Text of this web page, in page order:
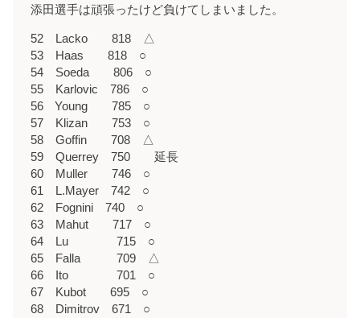
添田選手は頑張ったけど負けてしまいました。
52 Lacko 818 △
53 Haas 818 ○
54 Soeda 806 ○
55 Karlovic 786 ○
56 Young 785 ○
57 Klizan 753 ○
58 Goffin 708 △
59 Querrey 750 延長
60 Muller 746 ○
61 L.Mayer 742 ○
62 Fognini 740 ○
63 Mahut 717 ○
64 Lu 715 ○
65 Falla 709 △
66 Ito 701 ○
67 Kubot 695 ○
68 Dimitrov 671 ○